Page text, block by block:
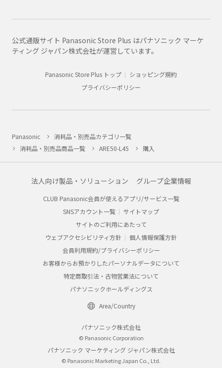
公式通販サイト Panasonic Store Plus はパナソニック マーケ
ティング ジャパン株式会社が運営しています。
Panasonic Store Plus トップ
ショッピング規約
プライバシーポリシー
Panasonic
消耗品・別売品カテゴリ一覧
消耗品・別売品商品一覧
ARE50-L45 購入
法人向け製品・ソリューション グループ企業情報
CLUB Panasonic会員が使えるアプリ/サービス一覧
SNSアカウント一覧
サイトマップ
サイトのご利用にあたって
ウェブアクセシビリティ方針
個人情報保護方針
会員利用規約/プライバシーポリシー
お客様からお預かりしたパーソナルデータについて
特定商取引法・古物営業法について
パナソニックホールディングス
Area/Country
パナソニック株式会社
© Panasonic Corporation
パナソニック マーケティング ジャパン株式会社
© Panasonic Marketing Japan Co., Ltd.